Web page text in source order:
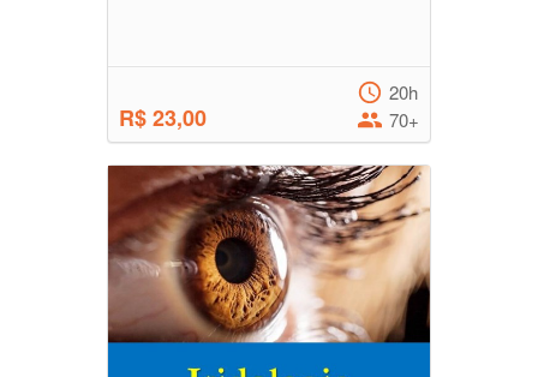
R$ 23,00
20h
70+